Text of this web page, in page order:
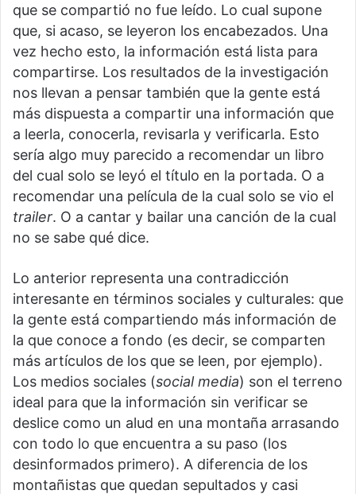
que se compartió no fue leído. Lo cual supone
que, si acaso, se leyeron los encabezados. Una
vez hecho esto, la información está lista para
compartirse. Los resultados de la investigación
nos llevan a pensar también que la gente está
más dispuesta a compartir una información que
a leerla, conocerla, revisarla y verificarla. Esto
sería algo muy parecido a recomendar un libro
del cual solo se leyó el título en la portada. O a
recomendar una película de la cual solo se vio el
trailer. O a cantar y bailar una canción de la cual
no se sabe qué dice.
Lo anterior representa una contradicción
interesante en términos sociales y culturales: que
la gente está compartiendo más información de
la que conoce a fondo (es decir, se comparten
más artículos de los que se leen, por ejemplo).
Los medios sociales (social media) son el terreno
ideal para que la información sin verificar se
deslice como un alud en una montaña arrasando
con todo lo que encuentra a su paso (los
desinformados primero). A diferencia de los
montañistas que quedan sepultados y casi